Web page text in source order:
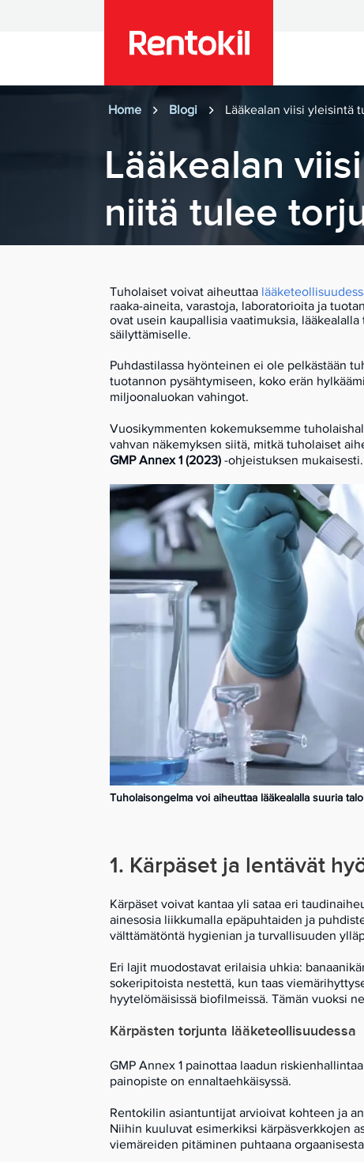
Home Blogi Lääkealan viisi yleisintä
Lääkealan
niitä tulee
Tuholaiset voivat aiheuttaa
raaka-aineita, varastoja, laboratorioita ja
ovat usein kaupallisia vaatimuksia,
säilyttämiselle.
Puhdastilassa hyönteinen ei ole pelkästään
tuotannon pysähtymiseen, koko erän
miljoonaluokan vahingot.
Vuosikymmenten kokemuksemme
vahvan näkemyksen siitä, mitkä tuholaiset
GMP Annex 1 (2023) -ohjeistuksen mukaisesti.
Tuholaisongelma voi aiheuttaa lääkealalla suuria
1. Kärpäset ja lentävät
Kärpäset voivat kantaa yli sataa eri
ainesosia liikkumalla epäpuhtaiden ja
välttämätöntä hygienian ja turvallisuuden
Eri lajit muodostavat erilaisia uhkia:
sokeripitoista nestettä, kun taas
hyytelömäisissä biofilmeissä. Tämän vuoksi
Kärpästen torjunta lääketeollisuudessa
GMP Annex 1 painottaa laadun
painopiste on ennaltaehkäisyssä.
Rentokilin asiantuntijat arvioivat kohteen ja
Niihin kuuluvat esimerkiksi kärpäsverkkojen
viemäreiden pitäminen puhtaana